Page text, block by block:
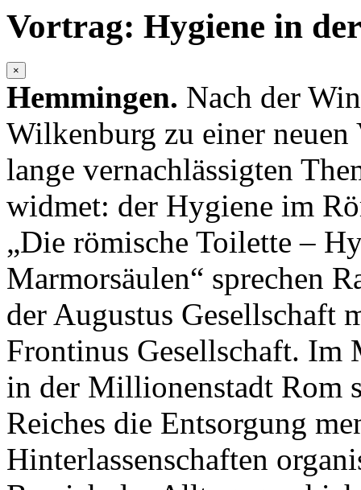
Vortrag: Hygiene in
×
Hemmingen. Nach der
Wilkenburg zu einer neuen
lange vernachlässigten
widmet: der Hygiene im
„Die römische Toilette –
Marmorsäulen“ sprechen
der Augustus Gesellschaft
Frontinus Gesellschaft. Im
in der Millionenstadt Rom
Reiches die Entsorgung
Hinterlassenschaften